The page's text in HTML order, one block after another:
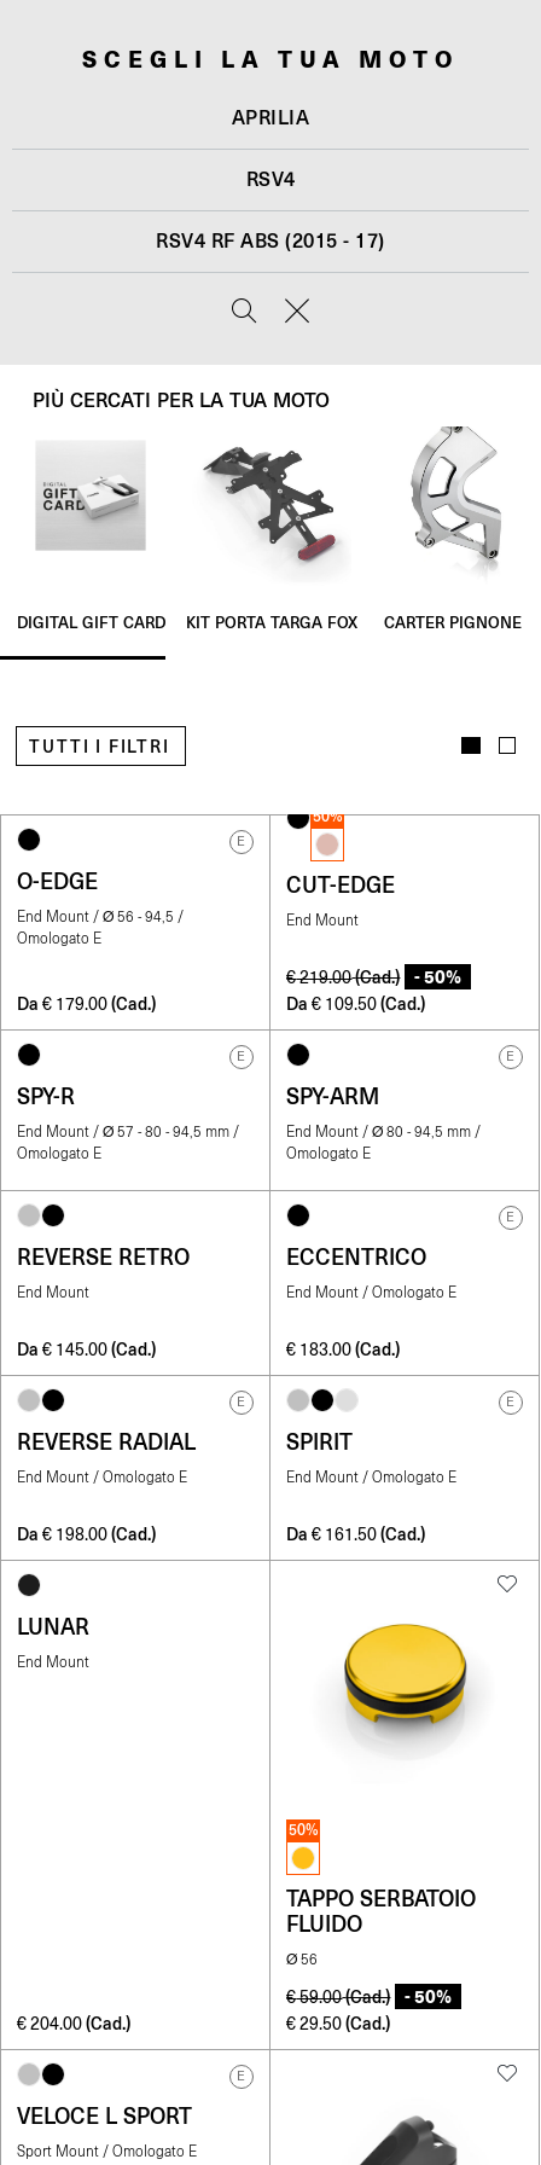
SCEGLI LA TUA MOTO
APRILIA
RSV4
RSV4 RF ABS (2015 - 17)
PIÙ CERCATI PER LA TUA MOTO
DIGITAL GIFT CARD KIT PORTA TARGA FOX CARTER PIGNONE
TUTTI I FILTRI
E
O-EDGE
End Mount / Ø 56 - 94,5 /
Omologato E
Da € 179.00 (Cad.)
50%
CUT-EDGE
End Mount
€219.00(Cad.) - 50%
Da € 109.50 (Cad.)
E
SPY-R
End Mount / Ø 57 - 80 - 94,5 mm /
Omologato E
E
SPY-ARM
End Mount / Ø 80 - 94,5 mm /
Omologato E
REVERSE RETRO
End Mount
Da € 145.00 (Cad.)
E
ECCENTRICO
End Mount / Omologato E
€ 183.00 (Cad.)
E
REVERSE RADIAL
End Mount / Omologato E
Da € 198.00 (Cad.)
E
SPIRIT
End Mount / Omologato E
Da € 161.50 (Cad.)
LUNAR
End Mount
€204.00 (Cad.)
50%
TAPPO SERBATOIO
FLUIDO
Ø 56
€59.00(Cad.) - 50%
€29.50 (Cad.)
E
VELOCE L SPORT
Sport Mount / Omologato E